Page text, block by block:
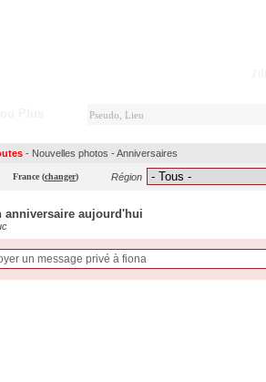
- Nouvelles photos -Anniversaires
France (changer) Région
anniversaire aujourd'hui